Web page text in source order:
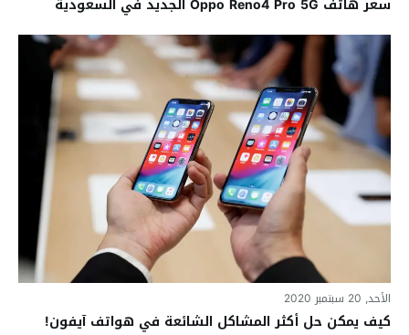
سعر هاتف Oppo Reno4 Pro 5G الجديد في السعودية
الأحد, 20 سبتمبر 2020
كيف يمكن حل أكثر المشاكل الشائعة في هواتف آيفون!